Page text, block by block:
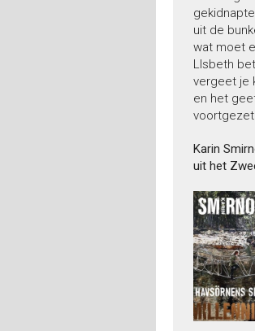
uit de
wat moet
LIsbeth
vergeet je
en het
voortgezet
Karin
uit het